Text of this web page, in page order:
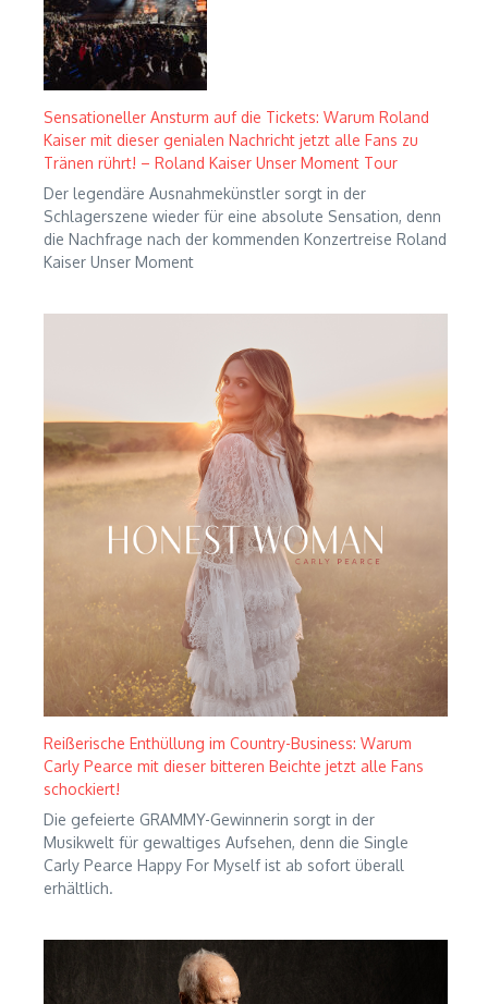
Sensationeller Ansturm auf die Tickets: Warum Roland
Kaiser mit dieser genialen Nachricht jetzt alle Fans zu
Tränen rührt! – Roland Kaiser Unser Moment Tour
Der legendäre Ausnahmekünstler sorgt in der
Schlagerszene wieder für eine absolute Sensation, denn
die Nachfrage nach der kommenden Konzertreise Roland
Kaiser Unser Moment
Reißerische Enthüllung im Country-Business: Warum
Carly Pearce mit dieser bitteren Beichte jetzt alle Fans
schockiert!
Die gefeierte GRAMMY-Gewinnerin sorgt in der
Musikwelt für gewaltiges Aufsehen, denn die Single
Carly Pearce Happy For Myself ist ab sofort überall
erhältlich.